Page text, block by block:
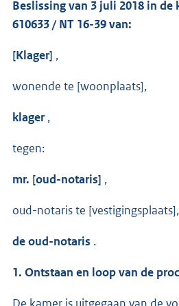
Beslissing van 3 juli 2018 in
610633 / NT 16-39 van:
[Klager] ,
wonende te [woonplaats],
klager,
tegen:
mr. [oud-notaris] ,
oud-notaris te [vestigingsplaats],
de oud-notaris .
1. Ontstaan en loop van de